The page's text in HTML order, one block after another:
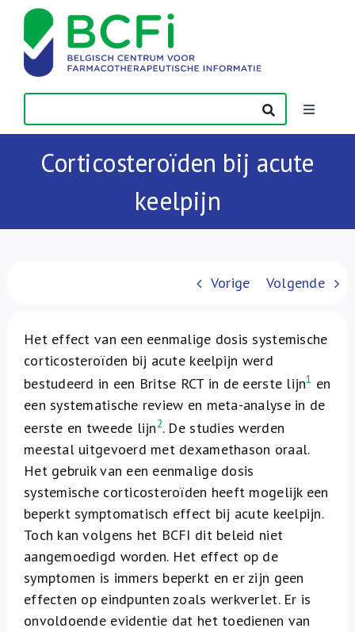
content
Toggle
Nieuws
Over ons
FR
Corticosteroïden bij acute
keelpijn
Vorige Volgende
Het effect van een eenmalige dosis systemische
corticosteroïden bij acute keelpijn werd
bestudeerd in een Britse RCT in de eerste lijn1 en
een systematische review en meta-analyse in de
eerste en tweede lijn2. De studies werden
meestal uitgevoerd met dexamethason oraal.
Het gebruik van een eenmalige dosis
systemische corticosteroïden heeft mogelijk een
beperkt symptomatisch effect bij acute keelpijn.
Toch kan volgens het BCFI dit beleid niet
aangemoedigd worden. Het effect op de
symptomen is immers beperkt en er zijn geen
effecten op eindpunten zoals werkverlet. Er is
onvoldoende evidentie dat het toedienen van